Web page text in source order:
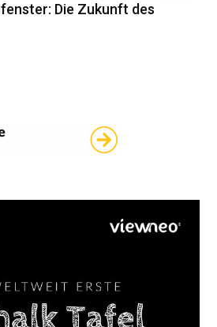
Die Zukunft des